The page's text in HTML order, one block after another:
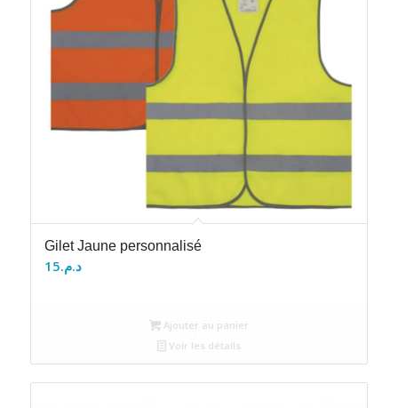
Gilet Jaune personnalisé
د.م.15
Ajouter au panier
Voir les détails